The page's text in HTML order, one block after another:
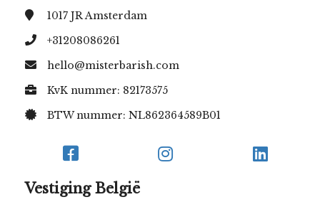
1017 JRAmsterdam
+31208086261
hello@misterbarish.com
KvK nummer: 82173575
BTW nummer: NL862364589B01
Vestiging België